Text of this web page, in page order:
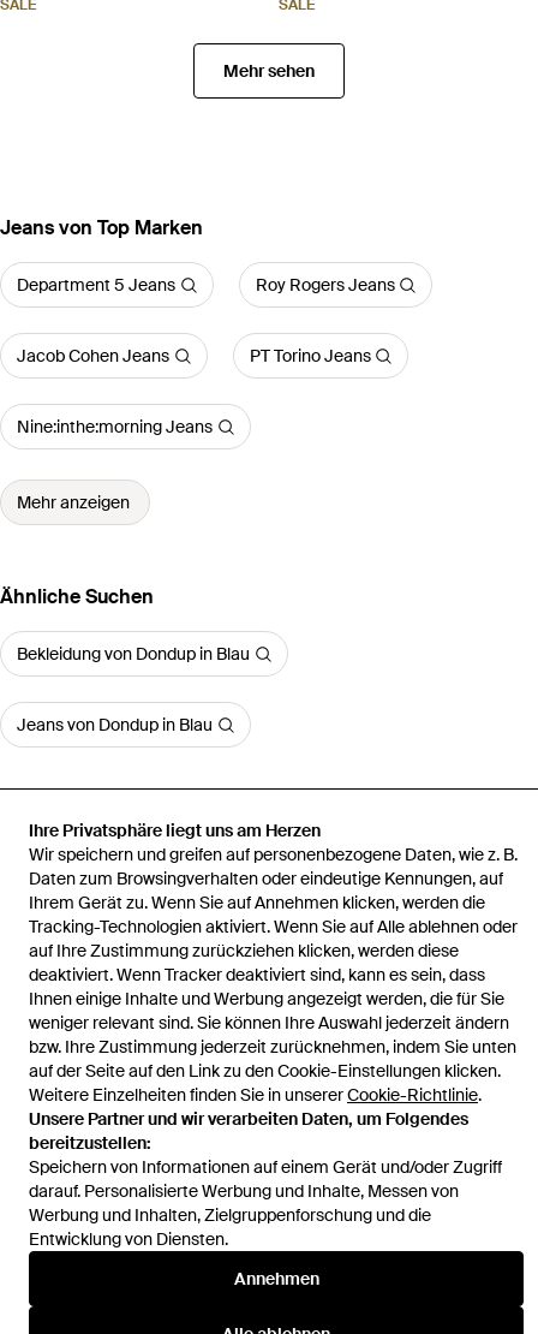
Ihre Privatsphäre liegt uns am Herzen
Wir speichern und greifen auf personenbezogene Daten, wie z. B.
Daten zum Browsingverhalten oder eindeutige Kennungen, auf
Ihrem Gerät zu. Wenn Sie auf Annehmen klicken, werden die
Tracking-Technologien aktiviert. Wenn Sie auf Alle ablehnen oder
auf Ihre Zustimmung zurückziehen klicken, werden diese
deaktiviert. Wenn Tracker deaktiviert sind, kann es sein, dass
Ihnen einige Inhalte und Werbung angezeigt werden, die für Sie
weniger relevant sind. Sie können Ihre Auswahl jederzeit ändern
bzw. Ihre Zustimmung jederzeit zurücknehmen, indem Sie unten
auf der Seite auf den Link zu den Cookie-Einstellungen klicken.
Weitere Einzelheiten finden Sie in unsererCookie-Richtlinie.
Unsere Partner und wir verarbeiten Daten, um Folgendes
bereitzustellen:
Speichern von Informationen auf einem Gerät und/oder Zugriff
darauf. Personalisierte Werbung und Inhalte, Messen von
Werbung und Inhalten, Zielgruppenforschung und die
Entwicklung von Diensten.
Annehmen
SALE SALE
Mehr sehen
Jeans von Top Marken
Department 5 Jeans Roy Rogers Jeans
Jacob Cohen Jeans PT Torino Jeans
Nine:inthe:morning Jeans
Mehr anzeigen
Ähnliche Suchen
Bekleidung von Dondup in Blau
Jeans von Dondup in Blau
Startseite Damen Jeans Dondup Jeans Jeans Mit Logo-Patch
Hilfe und Informationen